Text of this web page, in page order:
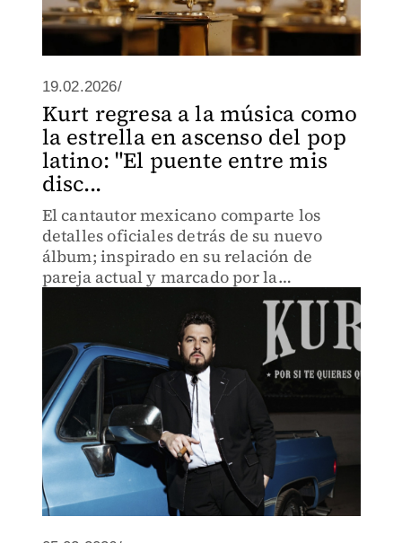
19.02.2026/
Kurt regresa a la música como
la estrella en ascenso del pop
latino: "El puente entre mis
disc...
El cantautor mexicano comparte los
detalles oficiales detrás de su nuevo
álbum; inspirado en su relación de
pareja actual y marcado por la
reafirmación de su género romántico,
así como por la exploración de nuevos
sonidos: entre pop, rock y country